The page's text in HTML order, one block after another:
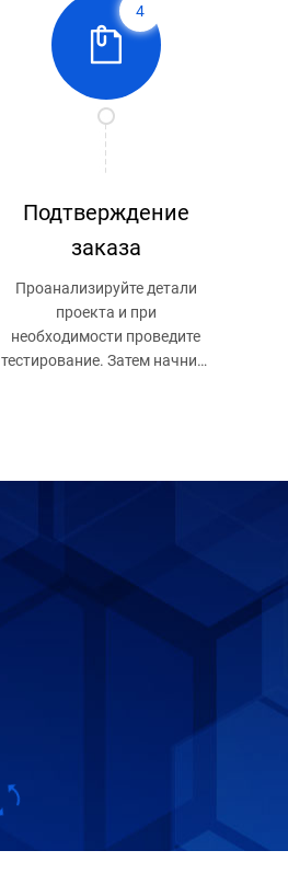
4
Подтверждение
заказа
Проанализируйте детали
проекта и при
необходимости проведите
тестирование. Затем начните